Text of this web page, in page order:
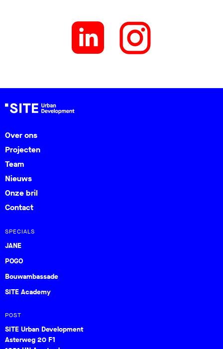
Over ons
Projecten
Team
Nieuws
Onze bril
Contact
SPECIALS
JANE
POGO
Bouwambassade
SITE Academy
POST
SITE Urban Development
Asterweg 20 F1